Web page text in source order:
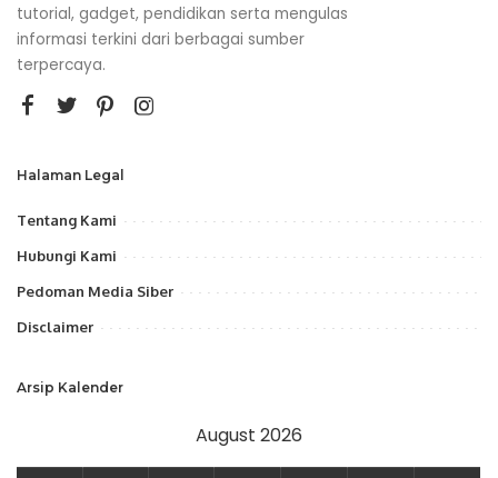
tutorial, gadget, pendidikan serta mengulas
informasi terkini dari berbagai sumber
terpercaya.
Halaman Legal
Tentang Kami
Hubungi Kami
Pedoman Media Siber
Disclaimer
Arsip Kalender
August 2026